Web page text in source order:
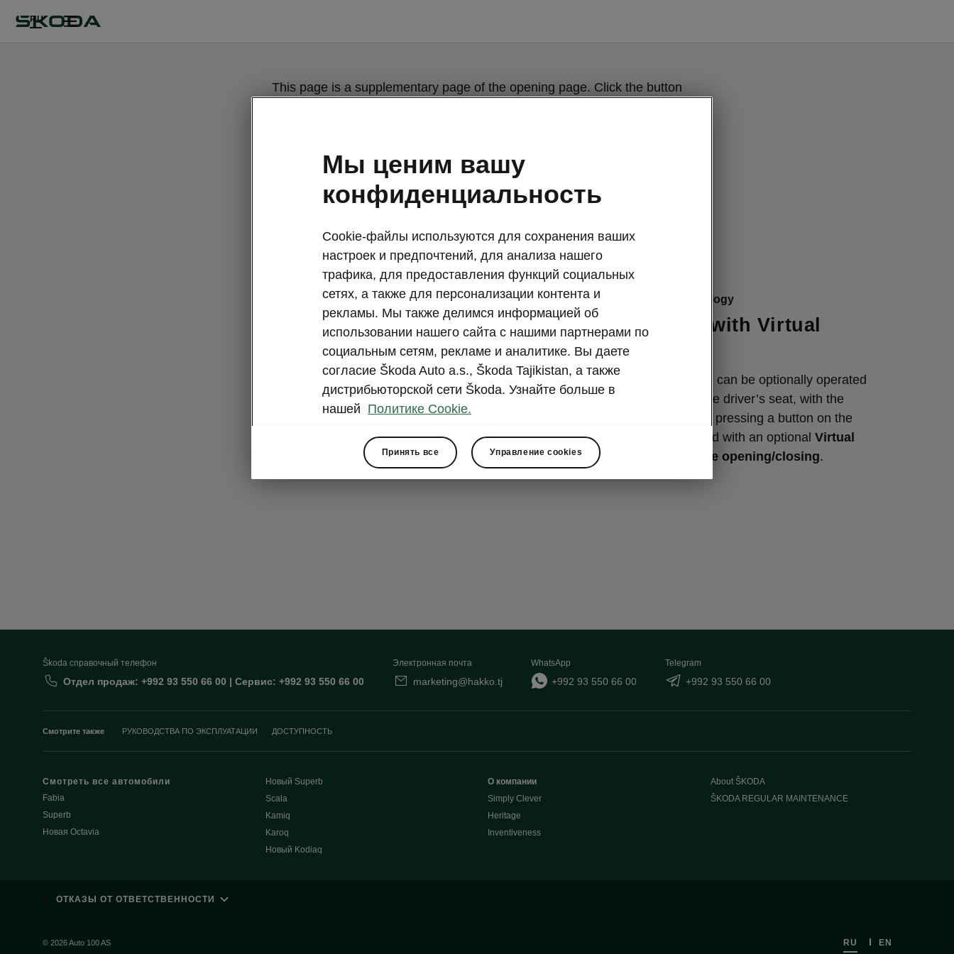
RU
This page is a supplementary page of the opening page. Click the button
Škoda Kodiaq smart technology
Electric tailgate with Virtual
Pedal
The Škoda Kodiaq’s tailgate can be optionally operated
by pressing a button from the driver’s seat, with the
remote-controlled key, or by pressing a button on the
tailgate. The car can be fitted with an optional Virtual
Pedal
for touchless tailgate opening/closing.
Škoda cправочный телефон
Отдел продаж: +992 93 550 66 00 | Сервис: +992 93 550 66 00
Электронная почта
marketing@hakko.tj
WhatsApp
+992 93 550 66 00
Telegram
+992 93 550 66 00
Смотрите также РУКОВОДСТВА ПО ЭКСПЛУАТАЦИИ ДОСТУПНОСТЬ
Смотреть все автомобили
Fabia
Superb
Новая Octavia
Новый Superb
Scala
Kamiq
Karoq
Новый Kodiaq
О компании
Simply Clever
Heritage
Inventiveness
About ŠKODA
ŠKODA REGULAR MAINTENANCE
ОТКАЗЫ ОТ ОТВЕТСТВЕННОСТИ
© 2026 Auto 100 AS RU EN
Мы ценим вашу
конфиденциальность
Cookie-файлы используются для сохранения ваших
настроек и предпочтений, для анализа нашего
трафика, для предоставления функций социальных
сетях, а также для персонализации контента и
рекламы. Мы также делимся информацией об
использовании нашего сайта с нашими партнерами по
социальным сетям, рекламе и аналитике. Вы даете
согласие Škoda Auto a.s., Škoda Tajikistan, а также
дистрибьюторской сети Škoda. Узнайте больше в
нашей Политике Cookie.
Принять все Управление cookies